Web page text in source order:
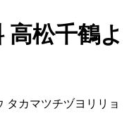
高松千鶴よ
タカマツチヅヨリリョ